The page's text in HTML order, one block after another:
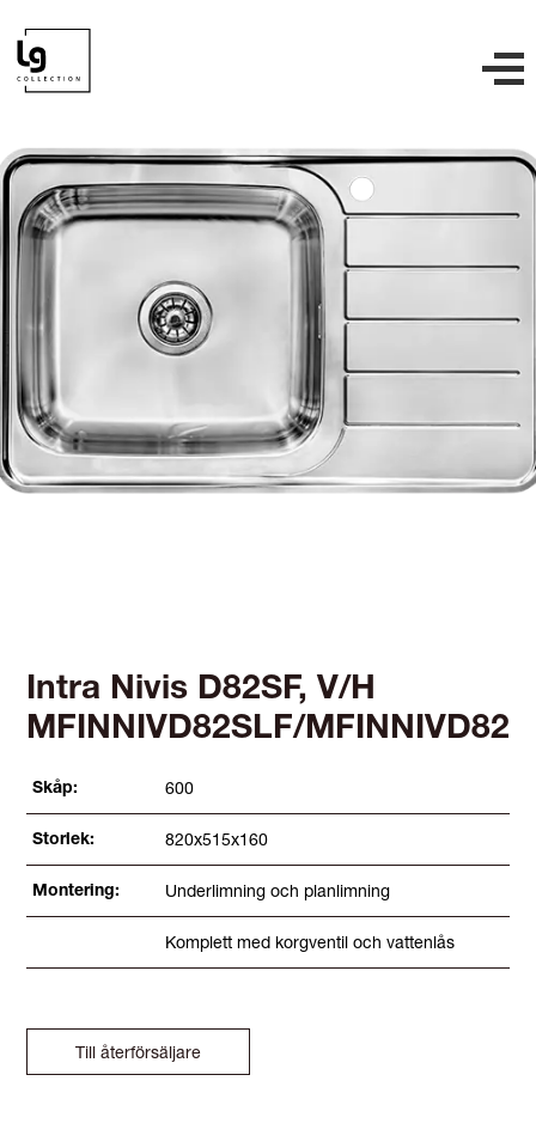
Intra Nivis D82SF, V/H
MFINNIVD82SLF/
Skåp: 600
Storlek: 820x515x160
Montering: Underlimning och planlimning
Komplett med korgventil och vattenlås
Till återförsäljare